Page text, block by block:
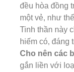
đều hòa đồng
một vẻ, như
Tinh thần này
hiếm có, đáng
Cho nên các
gắn liền với